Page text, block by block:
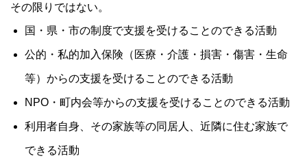
その限りではない。
国・県・市の制度で支援を受けることのできる活動
公的・私的加入保険（医療・介護・損害・傷害・生命
等）からの支援を受けることのできる活動
NPO・町内会等からの支援を受けることのできる活動
利用者自身、その家族等の同居人、近隣に住む家族で
できる活動